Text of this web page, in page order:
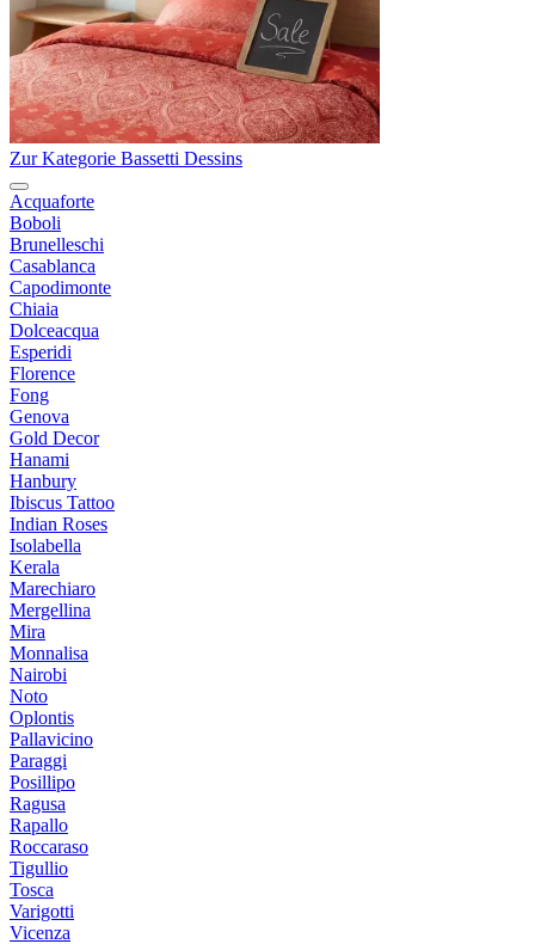
Zur Kategorie Bassetti Dessins
Acquaforte
Boboli
Brunelleschi
Casablanca
Capodimonte
Chiaia
Dolceacqua
Esperidi
Florence
Fong
Genova
Gold Decor
Hanami
Hanbury
Ibiscus Tattoo
Indian Roses
Isolabella
Kerala
Marechiaro
Mergellina
Mira
Monnalisa
Nairobi
Noto
Oplontis
Pallavicino
Paraggi
Posillipo
Ragusa
Rapallo
Roccaraso
Tigullio
Tosca
Varigotti
Vicenza